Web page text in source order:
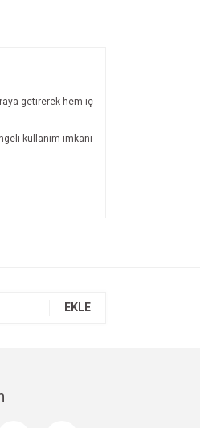
getirerek hem iç
kullanım imkanı
EKLE